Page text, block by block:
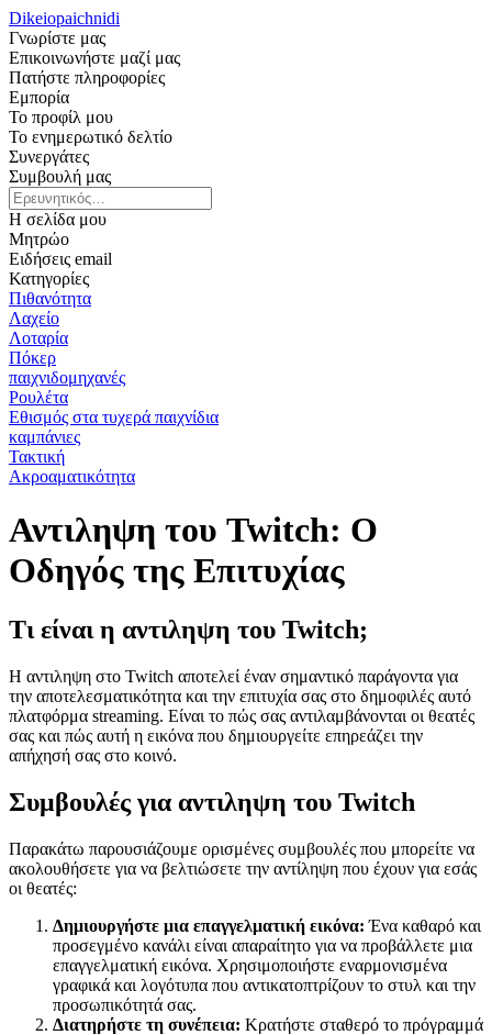
Dikeiopaichnidi
Γνωρίστε μας
Επικοινωνήστε μαζί μας
Πατήστε πληροφορίες
Εμπορία
Το προφίλ μου
Το ενημερωτικό δελτίο
Συνεργάτες
Συμβουλή μας
Η σελίδα μου
Μητρώο
Ειδήσεις email
Κατηγορίες
Πιθανότητα
Λαχείο
Λοταρία
Πόκερ
παιχνιδομηχανές
Ρουλέτα
Εθισμός στα τυχερά παιχνίδια
καμπάνιες
Τακτική
Ακροαματικότητα
Αντιληψη του Twitch: Ο
Οδηγός της Επιτυχίας
Τι είναι η αντιληψη του Twitch;
Η αντιληψη στο Twitch αποτελεί έναν σημαντικό παράγοντα για
την αποτελεσματικότητα και την επιτυχία σας στο δημοφιλές αυτό
πλατφόρμα streaming. Είναι το πώς σας αντιλαμβάνονται οι θεατές
σας και πώς αυτή η εικόνα που δημιουργείτε επηρεάζει την
απήχησή σας στο κοινό.
Συμβουλές για αντιληψη του Twitch
Παρακάτω παρουσιάζουμε ορισμένες συμβουλές που μπορείτε να
ακολουθήσετε για να βελτιώσετε την αντίληψη που έχουν για εσάς
οι θεατές:
Δημιουργήστε μια επαγγελματική εικόνα: Ένα καθαρό και
προσεγμένο κανάλι είναι απαραίτητο για να προβάλλετε μια
επαγγελματική εικόνα. Χρησιμοποιήστε εναρμονισμένα
γραφικά και λογότυπα που αντικατοπτρίζουν το στυλ και την
προσωπικότητά σας.
Διατηρήστε τη συνέπεια: Κρατήστε σταθερό το πρόγραμμά